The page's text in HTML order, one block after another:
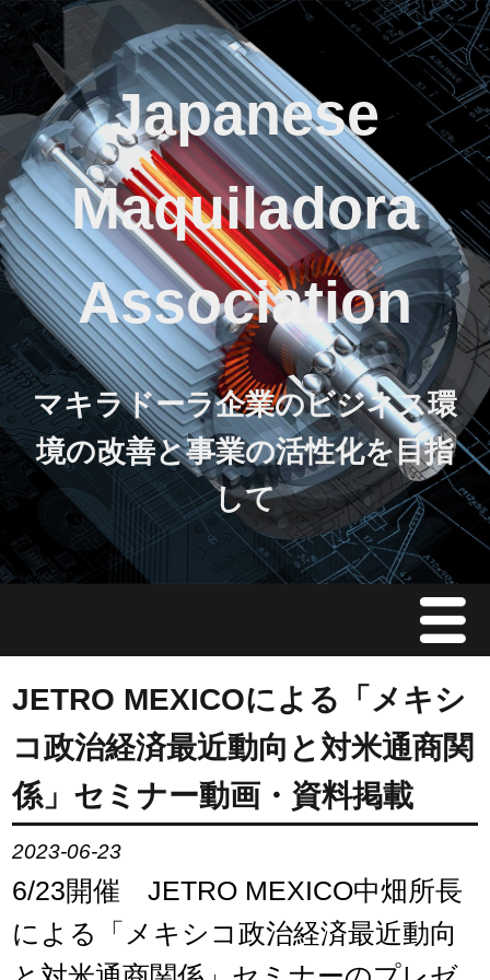
Japanese
Maquiladora
Association
マキラドーラ企業のビジネス環
境の改善と事業の活性化を目指
して
Menu
JMAについて
会員情報
イベント案内
ご入会案内
会員限定情報
JETRO MEXICOによる「メキシ
コ政治経済最近動向と対米通商関
係」セミナー動画・資料掲載
2023-06-23
6/23開催 JETRO MEXICO中畑所長
による「メキシコ政治経済最近動向